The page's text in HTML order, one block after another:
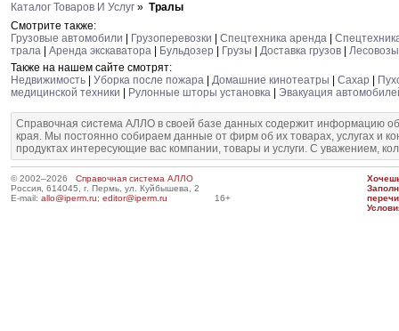
Каталог Товаров И Услуг » Тралы
Смотрите также:
Грузовые автомобили
Грузоперевозки Спецтехника аренда
трала
Аренда экскаватора Бульдозер Грузы Доставка грузов
Лесовозы
Также на нашем сайте смотрят:
Недвижимость
Уборка после пожара Домашние кинотеатры Сахар
медицинской техники
Рулонные шторы установка Эвакуация
Справочная система АЛЛО в своей базе данных содержит информацию
края. Мы постоянно собираем данные от фирм об их товарах, услугах и
продуктах интересующие вас компании, товары и услуги. С уважением,
© 2002–2026 Справочная система АЛЛО
Россия, 614045, г. Пермь, ул. Куйбышева, 2
E-mail: allo@iperm.ru; editor@iperm.ru 16+